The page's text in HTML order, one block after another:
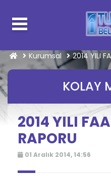
Kurumsal 2014 YILI
KOLAY
2014 YILI
RAPORU
01 Aralık 2014, 14:56